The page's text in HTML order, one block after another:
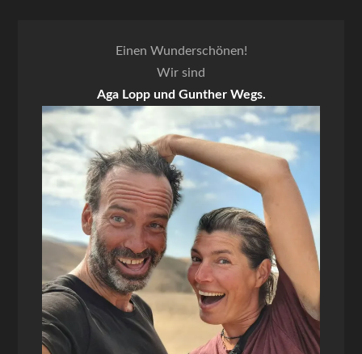
Einen Wunderschönen!
Wir sind
Aga Lopp und Gunther Wegs.